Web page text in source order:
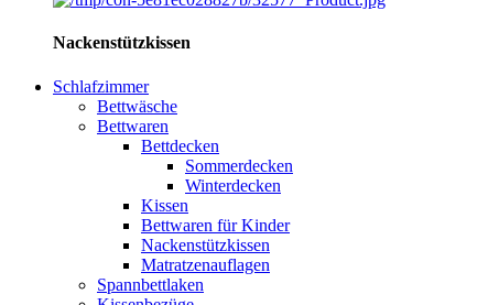
Nackenstützkissen
Schlafzimmer
Bettwäsche
Bettwaren
Bettdecken
Sommerdecken
Winterdecken
Kissen
Bettwaren für Kinder
Nackenstützkissen
Matratzenauflagen
Spannbettlaken